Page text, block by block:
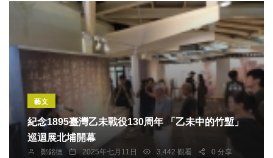
藝文
紀念1895臺灣乙未戰役130周年 「乙未中的竹塹」
巡迴展北埔開幕
鄭銘德 2025年七月11日 3,442 觀看 0 分享